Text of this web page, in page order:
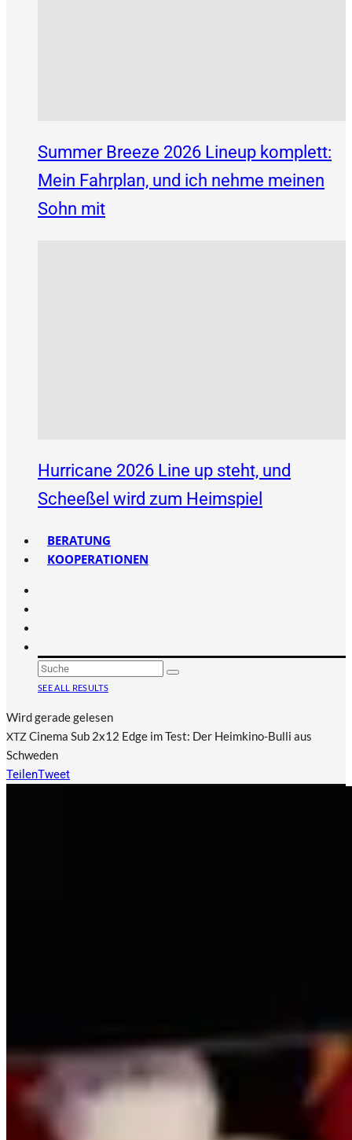
Summer Breeze 2026 Lineup komplett:
Mein Fahrplan, und ich nehme meinen
Sohn mit
Hurricane 2026 Line up steht, und
Scheeßel wird zum Heimspiel
BERATUNG
KOOPERATIONEN
SEE ALL RESULTS
Wird gerade gelesen
XTZCinema Sub 2x12 Edge im Test: Der Heimkino-Bulli aus
Schweden
TeilenTweet